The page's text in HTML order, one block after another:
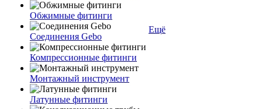
Обжимные фитинги
Соединения Gebo
Компрессионные фитинги
Монтажный инструмент
Латунные фитинги
Ещё